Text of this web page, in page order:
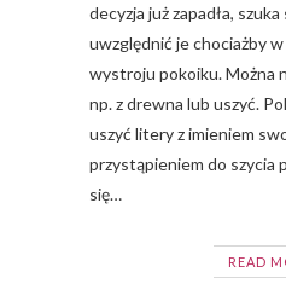
decyzja już zapadła,
uwzględnić je chociażby
wystroju pokoiku. Można
np. z drewna lub uszyć.
uszyć litery z imieniem
przystąpieniem do szycia
się…
READ